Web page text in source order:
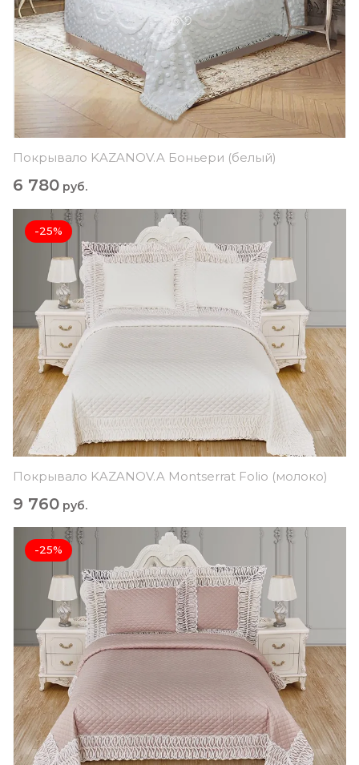
Покрывало KAZANOV.A Боньери (белый)
6 780 руб.
-25%
Покрывало KAZANOV.A Montserrat Folio (молоко)
9 760 руб.
-25%